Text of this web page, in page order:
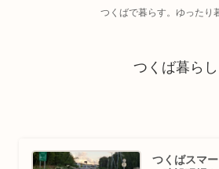
つくばで暮らす。ゆったり
つくば暮らし
つくばスマ